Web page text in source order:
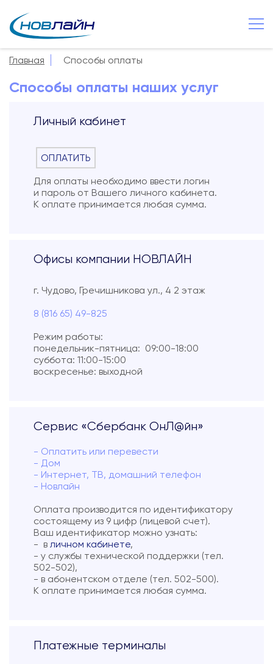
Чудово
Сервисы
Поддержка
Контакты
Подключиться
Личный кабинет
Главная Способы оплаты
Способы оплаты наших услуг
Личный кабинет
ОПЛАТИТЬ
Для оплаты необходимо ввести логин
и пароль от Вашего личного кабинета.
К оплате принимается любая сумма.
Офисы компании НОВЛАЙН
г. Чудово, Гречишникова ул., 4 2 этаж
8 (816 65) 49-825
Режим работы:
понедельник-пятница: 09:00-18:00
суббота: 11:00-15:00
воскресенье: выходной
Сервис «Сбербанк ОнЛ@йн»
- Оплатить или перевести
- Дом
- Интернет, ТВ, домашний телефон
- Новлайн
Оплата производится по идентификатору
состоящему из 9 цифр (лицевой счет).
Ваш идентификатор можно узнать:
- в личном кабинете,
- у службы технической поддержки (тел.
502-502),
- в абонентском отделе (тел. 502-500).
К оплате принимается любая сумма.
Платежные терминалы